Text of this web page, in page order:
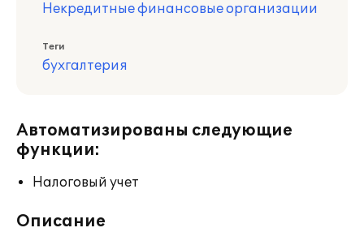
Некредитные финансовые организации
Теги
бухгалтерия
Автоматизированы следующие
функции:
Налоговый учет
Описание